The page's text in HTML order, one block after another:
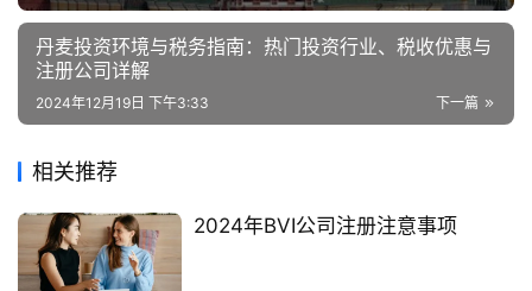
丹麦投资环境与税务指南：热门投资行业、税收优惠与
注册公司详解
下一篇
2024年12月19日 下午3:33
相关推荐
2024年BVI公司注册注意事项